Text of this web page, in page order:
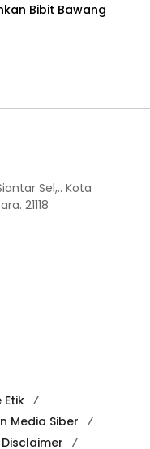
Bibit Bawang
Sel,.. Kota
21118
Etik
Media Siber
Disclaimer